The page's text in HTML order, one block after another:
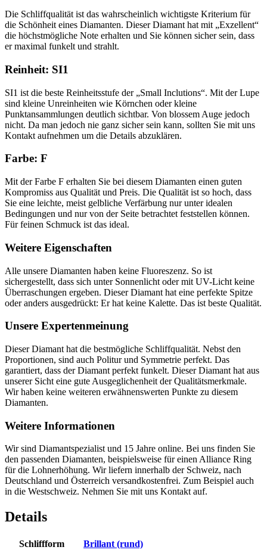
Die Schliffqualität ist das wahrscheinlich wichtigste Kriterium für
die Schönheit eines Diamanten. Dieser Diamant hat mit „Exzellent“
die höchstmögliche Note erhalten und Sie können sicher sein, dass
er maximal funkelt und strahlt.
Reinheit: SI1
SI1 ist die beste Reinheitsstufe der „Small Inclutions“. Mit der Lupe
sind kleine Unreinheiten wie Körnchen oder kleine
Punktansammlungen deutlich sichtbar. Von blossem Auge jedoch
nicht. Da man jedoch nie ganz sicher sein kann, sollten Sie mit uns
Kontakt aufnehmen um die Details abzuklären.
Farbe: F
Mit der Farbe F erhalten Sie bei diesem Diamanten einen guten
Kompromiss aus Qualität und Preis. Die Qualität ist so hoch, dass
Sie eine leichte, meist gelbliche Verfärbung nur unter idealen
Bedingungen und nur von der Seite betrachtet feststellen können.
Für feinen Schmuck ist das ideal.
Weitere Eigenschaften
Alle unsere Diamanten haben keine Fluoreszenz. So ist
sichergestellt, dass sich unter Sonnenlicht oder mit UV-Licht keine
Überraschungen ergeben. Dieser Diamant hat eine perfekte Spitze
oder anders ausgedrückt: Er hat keine Kalette. Das ist beste Qualität.
Unsere Expertenmeinung
Dieser Diamant hat die bestmögliche Schliffqualität. Nebst den
Proportionen, sind auch Politur und Symmetrie perfekt. Das
garantiert, dass der Diamant perfekt funkelt. Dieser Diamant hat aus
unserer Sicht eine gute Ausgeglichenheit der Qualitätsmerkmale.
Wir haben keine weiteren erwähnenswerten Punkte zu diesem
Diamanten.
Weitere Informationen
Wir sind Diamantspezialist und 15 Jahre online. Bei uns finden Sie
den passenden Diamanten, beispielsweise für einen Alliance Ring
für die Lohnerhöhung. Wir liefern innerhalb der Schweiz, nach
Deutschland und Österreich versandkostenfrei. Zum Beispiel auch
in die Westschweiz. Nehmen Sie mit uns Kontakt auf.
Details
Schliffform
Brillant (rund)